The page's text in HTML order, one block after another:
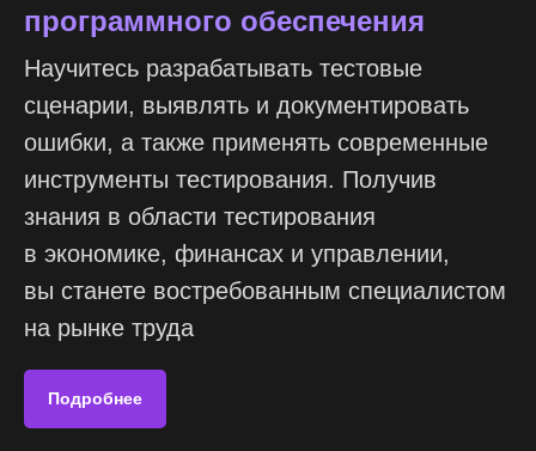
программного обеспечения
Научитесь разрабатывать тестовые
сценарии, выявлять и документировать
ошибки, а также применять современные
инструменты тестирования. Получив
знания в области тестирования
в экономике, финансах и управлении,
вы станете востребованным специалистом
на рынке труда
Подробнее